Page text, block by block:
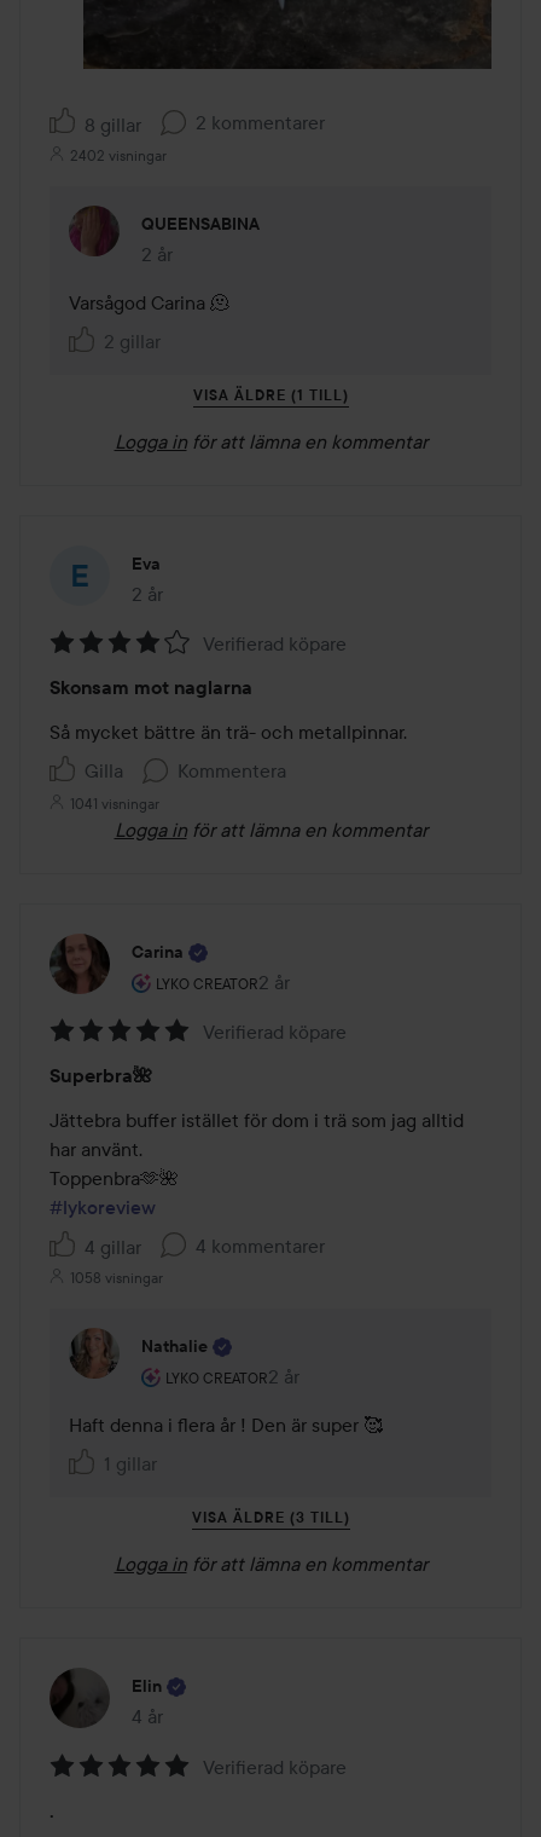
8 gillar 2 kommentarer
2402 visningar
QUEENSABINA
2 år
Kommentaren lades 2 år
Varsågod Carina 🫠
2 gillar
VISA ÄLDRE (1 TILL)
Logga in för att lämna en kommentar
Eva
2 år
Inlägget skapades 2 år
4
av
5
Verifierad köpare
Skonsam mot naglarna
Så mycket bättre än trä- och metallpinnar.
Gilla
Kommentera
1041 visningar
Logga in för att lämna en kommentar
Carina
LYKO CREATOR
Användarens roll: Lyko Creator.
2 år
Inlägget skapades 2 år
5
av
5
Verifierad köpare
Superbra🌺
Jättebra buffer istället för dom i trä som jag alltid
har använt.
#lykoreview
4 gillar
4 kommentarer
1058 visningar
Nathalie
LYKO CREATOR
Användarens roll: Lyko Creator.
2 år
Kommentaren lades 2 år
Haft denna i flera år ! Den är super 🥰
1 gillar
VISA ÄLDRE (3 TILL)
Logga in för att lämna en kommentar
Elin
4 år
Inlägget skapades 4 år
Verifierad köpare
.